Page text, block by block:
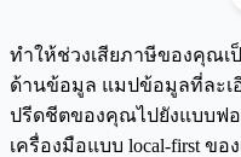
ทำให้ช่วงเสียภาษีของคุณเ
ด้านข้อมูล แมปข้อมูลที่ละเ
ปรีดชีตของคุณไปยังแบบฟอ
เครื่องมือแบบ local-first ขอ